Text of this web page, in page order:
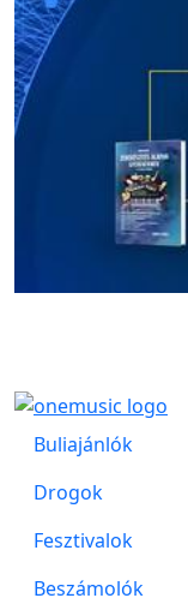
Buliajánlók
Drogok
Fesztivalok
Beszámolók